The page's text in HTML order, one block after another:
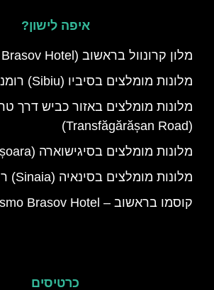
איפה לישון?
מלון קרונוול בראשוב (Kronwell Brasov Hotel)
מלונות מומלצים בסיביו (Sibiu) רומניה
מלונות מומלצים באזור כביש דרך
(Transfăgărășan Road)
מלונות מומלצים בסיגישוארה (Sighișoara) רומניה
מלונות מומלצים בסינאיה (Sinaia) רומניה
קוסמו בראשוב – Qosmo Brasov Hotel
כרטיסים